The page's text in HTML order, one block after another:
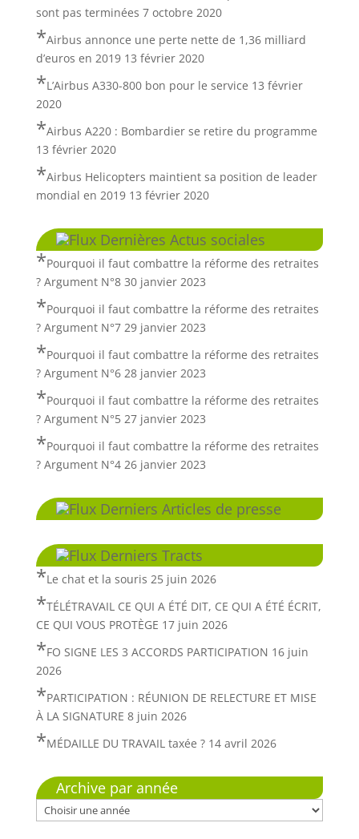
sont pas terminées 7 octobre 2020
Airbus annonce une perte nette de 1,36 milliard
d’euros en 2019 13 février 2020
L’Airbus A330-800 bon pour le service 13 février
2020
Airbus A220 : Bombardier se retire du programme
13 février 2020
Airbus Helicopters maintient sa position de leader
mondial en 2019 13 février 2020
Dernières Actus sociales
Pourquoi il faut combattre la réforme des retraites
? Argument N°8 30 janvier 2023
Pourquoi il faut combattre la réforme des retraites
? Argument N°7 29 janvier 2023
Pourquoi il faut combattre la réforme des retraites
? Argument N°6 28 janvier 2023
Pourquoi il faut combattre la réforme des retraites
? Argument N°5 27 janvier 2023
Pourquoi il faut combattre la réforme des retraites
? Argument N°4 26 janvier 2023
Derniers Articles de presse
Derniers Tracts
Le chat et la souris 25 juin 2026
TÉLÉTRAVAIL CE QUI A ÉTÉ DIT, CE QUI A ÉTÉ ÉCRIT,
CE QUI VOUS PROTÈGE 17 juin 2026
FO SIGNE LES 3 ACCORDS PARTICIPATION 16 juin
2026
PARTICIPATION : RÉUNION DE RELECTURE ET MISE
À LA SIGNATURE 8 juin 2026
MÉDAILLE DU TRAVAIL taxée ? 14 avril 2026
Archive par année